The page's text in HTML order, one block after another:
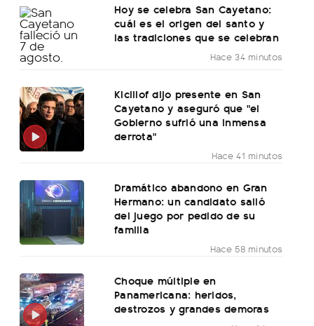
Hoy se celebra San Cayetano:
cuál es el origen del santo y
las tradiciones que se celebran
Hace 34 minutos
Kicillof dijo presente en San
Cayetano y aseguró que "el
Gobierno sufrió una inmensa
derrota"
Hace 41 minutos
Dramático abandono en Gran
Hermano: un candidato salió
del juego por pedido de su
familia
Hace 58 minutos
Choque múltiple en
Panamericana: heridos,
destrozos y grandes demoras